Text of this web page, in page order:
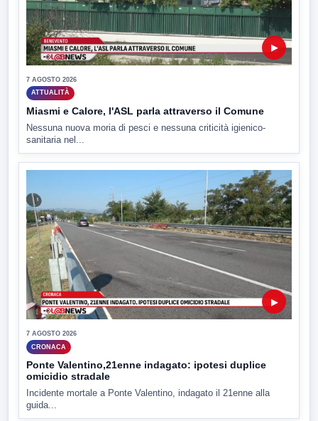
▶
7 AGOSTO 2026
ATTUALITÀ
Miasmi e Calore, l'ASL parla attraverso il Comune
Nessuna nuova moria di pesci e nessuna criticità igienico-
sanitaria nel...
▶
7 AGOSTO 2026
CRONACA
Ponte Valentino,21enne indagato: ipotesi duplice
omicidio stradale
Incidente mortale a Ponte Valentino, indagato il 21enne alla
guida...